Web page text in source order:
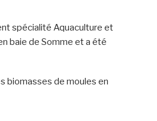
spécialité Aquaculture et
baie de Somme et a été
biomasses de moules en